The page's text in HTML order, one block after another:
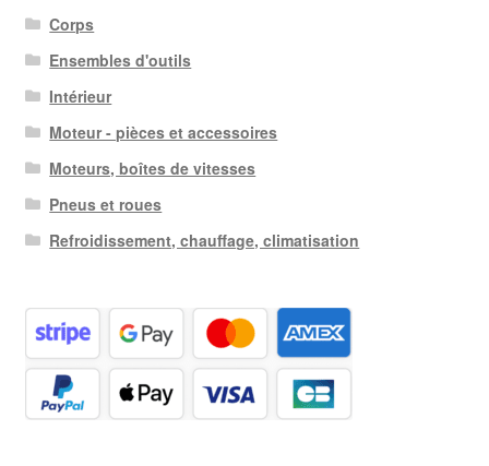
Corps
Ensembles d'outils
Intérieur
Moteur - pièces et accessoires
Moteurs, boîtes de vitesses
Pneus et roues
Refroidissement, chauffage, climatisation